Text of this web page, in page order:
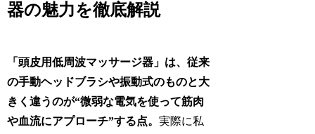
器の魅力を徹底解説
「頭皮用低周波マッサージ器」は、従来
の手動ヘッドブラシや振動式のものと大
きく違うのが“微弱な電気を使って筋肉
や血流にアプローチ”する点。実際に私